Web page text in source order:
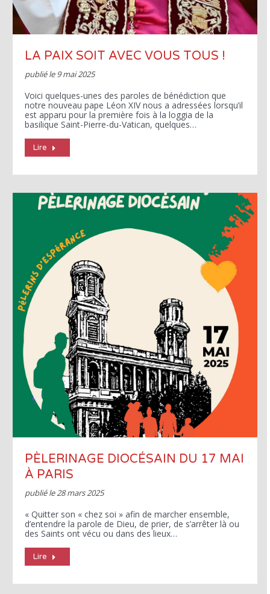
LA PAIX SOIT AVEC VOUS TOUS !
publié le9 mai 2025
Voici quelques-unes des paroles de bénédiction que
notre nouveau pape Léon XIV nous a adressées lorsqu’il
est apparu pour la première fois à la loggia de la
basilique Saint-Pierre-du-Vatican, quelques…
Lire
PÈLERINAGE DIOCÉSAIN DU 17 MAI
À PARIS
publié le28 mars 2025
« Quitter son « chez soi » afin de marcher ensemble,
d’entendre la parole de Dieu, de prier, de s’arrêter là ou
des Saints ont vécu ou dans des lieux…
Lire